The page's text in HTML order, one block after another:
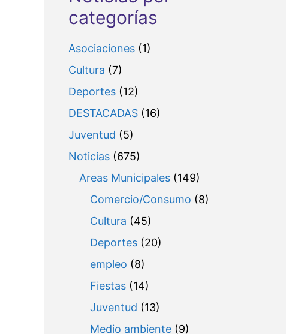
categorías
Asociaciones(1)
Cultura (7)
Deportes(12)
DESTACADAS(16)
Juventud (5)
Noticias(675)
Areas Municipales(149)
Comercio/Consumo (8)
Cultura (45)
Deportes(20)
empleo (8)
Fiestas(14)
Juventud (13)
Medio ambiente(9)